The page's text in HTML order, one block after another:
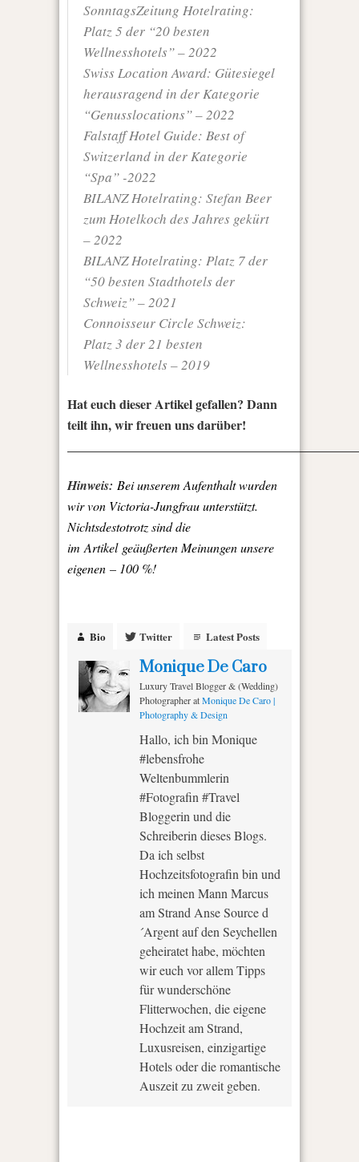
SonntagsZeitung Hotelrating:
Platz 5 der “20 besten
Wellnesshotels” – 2022
Swiss Location Award: Gütesiegel
herausragend in der Kategorie
“Genusslocations” – 2022
Falstaff Hotel Guide: Best of
Switzerland in der Kategorie
“Spa” -2022
BILANZ Hotelrating: Stefan Beer
zum Hotelkoch des Jahres gekürt
– 2022
BILANZ Hotelrating: Platz 7 der
“50 besten Stadthotels der
Schweiz” – 2021
Connoisseur Circle Schweiz:
Platz 3 der 21 besten
Wellnesshotels – 2019
Hat euch dieser Artikel gefallen? Dann
teilt ihn, wir freuen uns darüber!
Hinweis: Bei unserem Aufenthalt wurden
wir von Victoria-Jungfrau unterstützt.
Nichtsdestotrotz sind die
im Artikel geäußerten Meinungen unsere
eigenen – 100 %!
Bio Twitter Latest Posts
Monique De Caro
Luxury Travel Blogger & (Wedding)
PhotographeratMonique De Caro |
Photography & Design
Hallo, ich bin Monique
#lebensfrohe
Weltenbummlerin
#Fotografin #Travel
Bloggerin und die
Schreiberin dieses Blogs.
Da ich selbst
Hochzeitsfotografin bin und
ich meinen Mann Marcus
am Strand Anse Source d
´Argent auf den Seychellen
geheiratet habe, möchten
wir euch vor allem Tipps
für wunderschöne
Flitterwochen, die eigene
Hochzeit am Strand,
Luxusreisen, einzigartige
Hotels oder die romantische
Auszeit zu zweit geben.